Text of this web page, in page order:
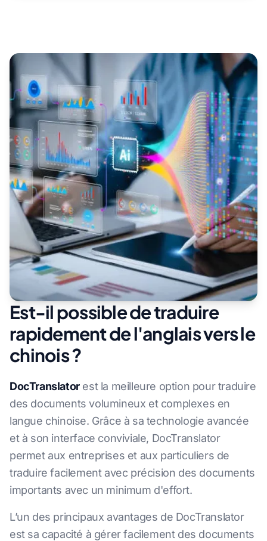
Est-il possible de traduire
rapidement de l'anglais vers le
chinois ?
DocTranslatorest la meilleure option pour traduire
des documents volumineux et complexes en
langue chinoise. Grâce à sa technologie avancée
et à son interface conviviale, DocTranslator
permet aux entreprises et aux particuliers de
traduire facilement avec précision des documents
importants avec un minimum d'effort.
L’un des principaux avantages de DocTranslator
est sa capacité à gérer facilement des documents